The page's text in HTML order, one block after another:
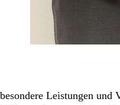
Leistungen und